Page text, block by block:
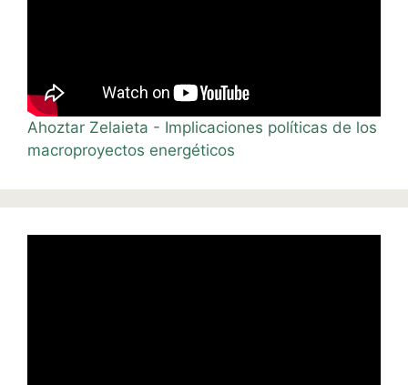
Ahoztar Zelaieta - Implicaciones políticas de los
macroproyectos energéticos